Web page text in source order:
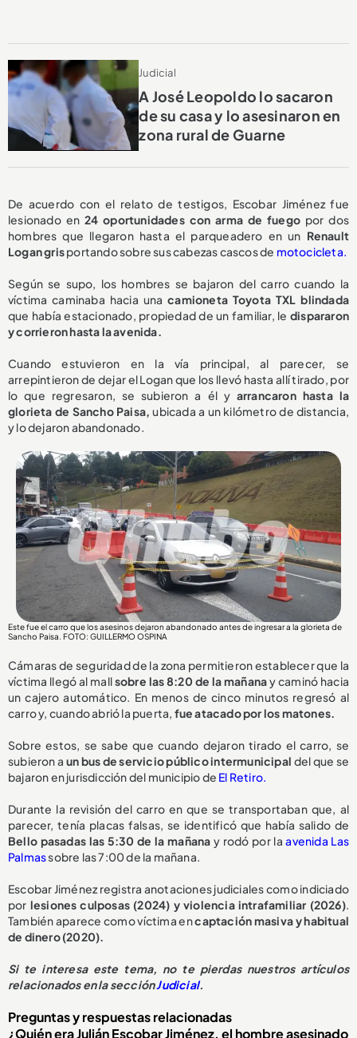
Judicial
A José Leopoldo lo sacaron
de su casa y lo asesinaron en
zona rural de Guarne
De acuerdo con el relato de testigos, Escobar Jiménez fue
lesionado en 24 oportunidades con arma de fuego por dos
hombres que llegaron hasta el parqueadero en un Renault
Logan grisportando sobre sus cabezas cascos de motocicleta.
Según se supo, los hombres se bajaron del carro cuando la
víctima caminaba hacia unacamioneta Toyota TXL blindada
que había estacionado, propiedad de un familiar, le dispararon
y corrieron hasta la avenida.
Cuando estuvieron en la vía principal, al parecer, se
arrepintieron de dejar el Logan que los llevó hasta allí tirado, por
lo que regresaron, se subieron a él y arrancaron hasta la
glorieta de Sancho Paisa, ubicada a un kilómetro de distancia,
y lo dejaron abandonado.
Este fue el carro que los asesinos dejaron abandonado antes de ingresar a la glorieta de
Sancho Paisa. FOTO: GUILLERMO OSPINA
Cámaras de seguridad de la zona permitieron establecer que la
víctima llegó al mallsobre las 8:20 de la mañanay caminó hacia
un cajero automático. En menos de cinco minutos regresó al
carro y, cuando abrió la puerta, fue atacado por los matones.
Sobre estos, se sabe que cuando dejaron tirado el carro, se
subieron a un bus de servicio público intermunicipal del que se
bajaron en jurisdicción del municipio de El Retiro.
Durante la revisión del carro en que se transportaban que, al
parecer, tenía placas falsas, se identificó que había salido de
Bello pasadas las 5:30 de la mañana y rodó por la avenida Las
Palmassobre las 7:00 de la mañana.
Escobar Jiménez registra anotaciones judiciales como indiciado
por lesiones culposas (2024) y violencia intrafamiliar (2026).
También aparece como víctima encaptación masiva y habitual
de dinero (2020).
Si te interesa este tema, no te pierdas nuestros artículos
relacionados en la sección Judicial.
Preguntas y respuestas relacionadas
¿Quién era Julián Escobar Jiménez, el hombre asesinado